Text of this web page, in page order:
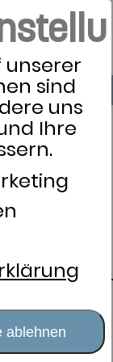
unserer
sind
uns
Ihre
ablehnen